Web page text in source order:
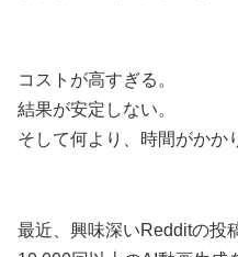
コストが高すぎる。
結果が安定しない。
そして何より、時間がかか
最近、興味深いRedditの投